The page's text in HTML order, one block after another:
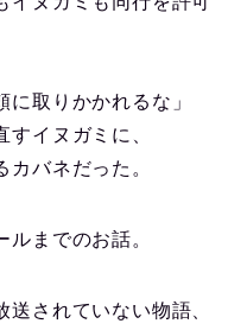
に取りかかれるな」
イヌガミに、
カバネだった。
までのお話。
されていない物語、